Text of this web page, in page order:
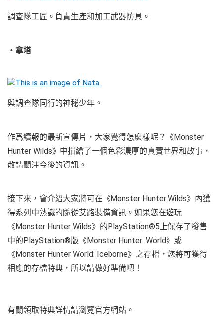
調查隊工匠。負責生產和加工武器防具。
・拿塔
與調查隊同行的神秘少年。
作爲續報的最新宣傳片，大家覺得怎麼樣呢？《Monster
Hunter Wilds》中描繪了一個色彩濃厚的真實世界和故事，
敬請關注今後的資訊。
接下來，會介紹大家將可在《Monster Hunter Wilds》內獲
得系列中熟識的隨從艾路裝備資訊。如果您在遊玩
《Monster Hunter Wilds》的PlayStation®5上保存了發售
中的PlayStation®版《Monster Hunter: World》或
《Monster Hunter World: Iceborne》之存檔，您將可獲得
相應的存檔特典，所以請做好準備吧！
有關領取特典詳情請瀏覽官方網站。